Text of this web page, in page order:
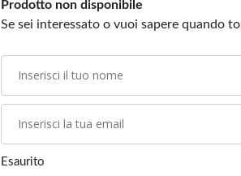
Prodotto non disponibile
Se sei interessato o vuoi sapere quando
Esaurito